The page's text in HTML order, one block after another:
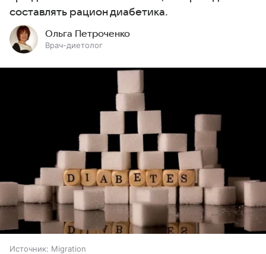
составлять рацион диабетика.
Ольга Петроченко
Врач-диетолог
Источник: Migration